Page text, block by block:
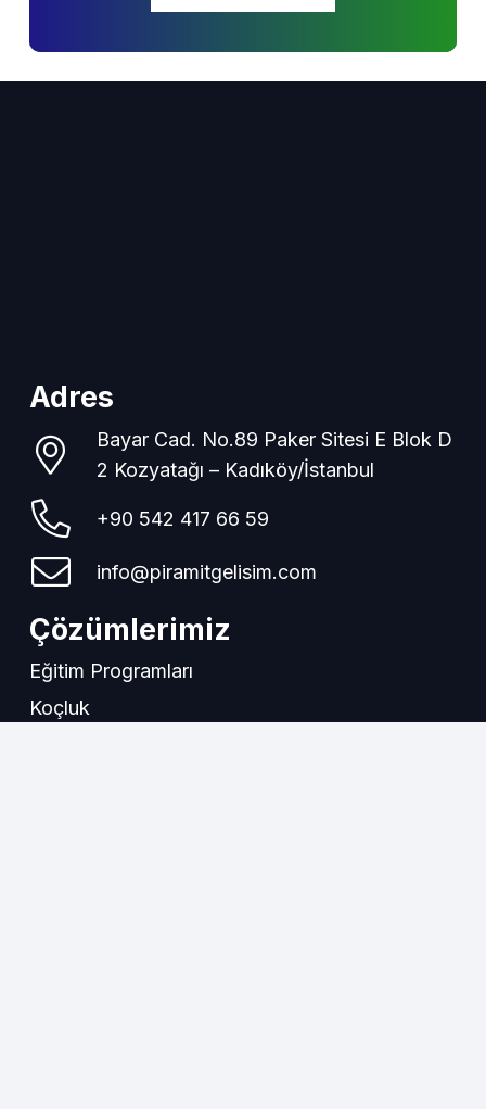
Adres
Bayar Cad. No.89 Paker Sitesi E Blok D
2 Kozyatağı – Kadıköy/İstanbul
+90 542 417 66 59
info@piramitgelisim.com
Çözümlerimiz
Eğitim Programları
Koçluk